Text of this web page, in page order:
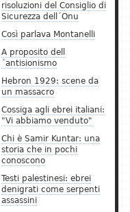
risoluzioni del Consiglio di
Sicurezza dell´Onu
Così parlava Montanelli
A proposito dell
´antisionismo
Hebron 1929: scene da
un massacro
Cossiga agli ebrei italiani:
"Vi abbiamo venduto"
Chi è Samir Kuntar: una
storia che in pochi
conoscono
Testi palestinesi: ebrei
denigrati come serpenti
assassini